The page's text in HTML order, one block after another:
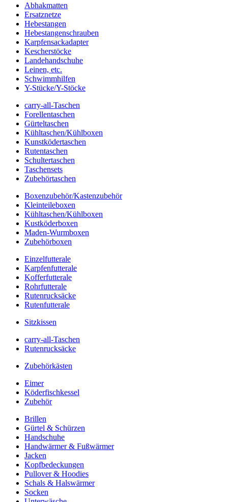
Abhakmatten
Ersatznetze
Hebestangen
Hebestangenschrauben
Karpfensackadapter
Kescherstöcke
Landehandschuhe
Leinen, etc.
Schwimmhilfen
Y-Stücke/Y-Stöcke
carry-all-Taschen
Forellentaschen
Gürteltaschen
Kühltaschen/Kühlboxen
Kunstködertaschen
Rutentaschen
Schultertaschen
Taschensets
Zubehörtaschen
Boxenzubehör/Kastenzubehör
Kleinteileboxen
Kühltaschen/Kühlboxen
Kustköderboxen
Maden-Wurmboxen
Zubehörboxen
Einzelfutterale
Karpfenfutterale
Kofferfutterale
Rohrfutterale
Rutenrucksäcke
Rutenfutterale
Sitzkissen
carry-all-Taschen
Rutenrucksäcke
Zubehörkästen
Eimer
Köderfischkessel
Zubehör
Brillen
Gürtel & Schürzen
Handschuhe
Handwärmer & Fußwärmer
Jacken
Kopfbedeckungen
Pullover & Hoodies
Schals & Halswärmer
Socken